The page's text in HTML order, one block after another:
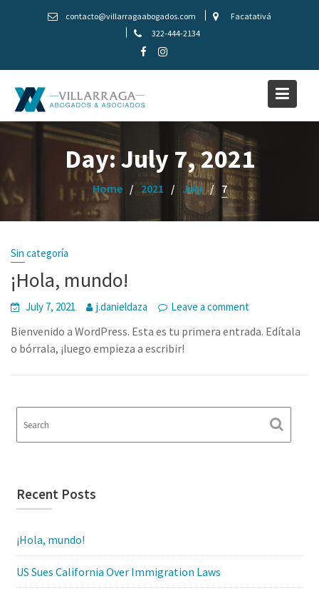
contacto@villarragaabogados.com
Facatativá
322-444-2134
Day:July 7, 2021
Home 2021 July 7
Sin categoría
¡Hola, mundo!
July 7, 2021 j.danieldaza Leave a comment
Bienvenido a WordPress. Esta es tu primera entrada. Edítala
o bórrala, ¡luego empieza a escribir!
Recent Posts
¡Hola, mundo!
US Sues California Over Immigration Laws